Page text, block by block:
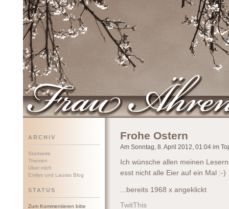
ARCHIV
Startseite
Themen
Über mich
Emilys und Lauras Blog
STATUS
Zum Kommentieren bitte
Frohe Ostern
Am Sonntag, 8. April 2012, 01:04 im
Ich wünsche allen meinen
esst nicht alle Eier auf ein Mal :-)
...bereits 1968 x angeklickt
TwitThis